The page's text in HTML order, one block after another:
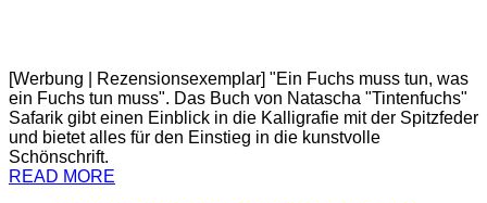
[Werbung | Rezensionsexemplar] "Ein Fuchs muss tun, was
ein Fuchs tun muss". Das Buch von Natascha "Tintenfuchs"
Safarik gibt einen Einblick in die Kalligrafie mit der Spitzfeder
und bietet alles für den Einstieg in die kunstvolle
Schönschrift.
READ MORE